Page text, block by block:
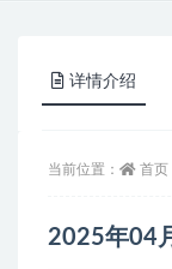
详情介绍
当前位置： 首页
2025年04